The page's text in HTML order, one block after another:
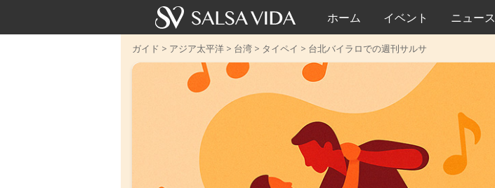
ホーム イベント ニュース
ガイド > アジア太平洋 > 台湾 > タイペイ > 台北バイラロでの週刊サルサ